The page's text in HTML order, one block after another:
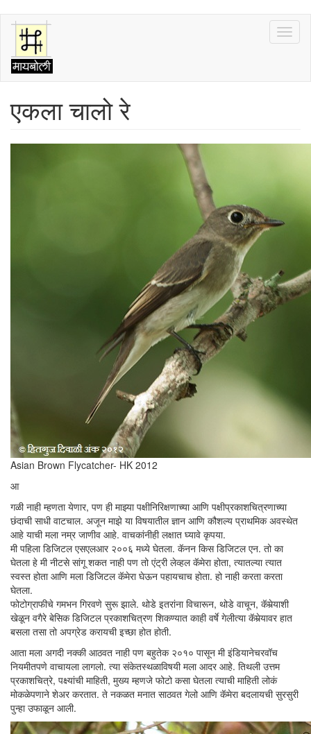
Skip
main
content
एकला चालो रे
Asian Brown Flycatcher- HK 2012
आ
गळी नाही म्हणता येणार, पण ही माझ्या पक्षीनिरिक्षणाच्या आणि पक्षीप्रकाशचित्रणाच्या
छंदाची साधी वाटचाल. अजून माझे या विषयातील ज्ञान आणि कौशल्य प्राथमिक अवस्थेत
आहे याची मला नम्र जाणीव आहे. वाचकांनीही लक्षात घ्यावे कृपया.
मी पहिला डिजिटल एसएलआर २००६ मध्ये घेतला. कॅनन किस डिजिटल एन. तो का
घेतला हे मी नीटसे सांगू शकत नाही पण तो एंट्री लेव्हल कॅमेरा होता, त्यातल्या त्यात
स्वस्त होता आणि मला डिजिटल कॅमेरा घेऊन पहायचाच होता. हो नाही करता करता
घेतला.
फोटोग्राफीचे गमभन गिरवणे सुरू झाले. थोडे इतरांना विचारून, थोडे वाचून, कॅमेर्‍याशी
खेळून वगैरे बेसिक डिजिटल प्रकाशचित्रण शिकण्यात काही वर्षे गेलीत्या कॅमेर्‍यावर हात
बसला तसा तो अपग्रेड करायची इच्छा होत होती.
आता मला अगदी नक्की आठवत नाही पण बहुतेक २०१० पासून मी इंडियानेचरवॉच
नियमीतपणे वाचायला लागलो. त्या संकेतस्थळाविषयी मला आदर आहे. तिथली उत्तम
प्रकाशचित्रे, पक्ष्यांची माहिती, मुख्य म्हणजे फोटो कसा घेतला त्याची माहिती लोकं
मोकळेपणाने शेअर करतात. ते नकळत मनात साठवत गेलो आणि कॅमेरा बदलायची सुरसुरी
पुन्हा उफाळून आली.